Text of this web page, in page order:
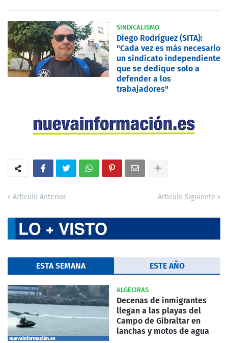
SINDICALISMO
Diego Rodríguez (SITA):
"Cada vez es más necesario
un sindicato independiente
que se dedique solo a
defender a los
trabajadores"
Artículo Anterior Artículo Siguiente
ESTA SEMANA ESTE AÑO
ALGECIRAS
Decenas de inmigrantes
llegan a las playas del
Campo de Gibraltar en
lanchas y motos de agua